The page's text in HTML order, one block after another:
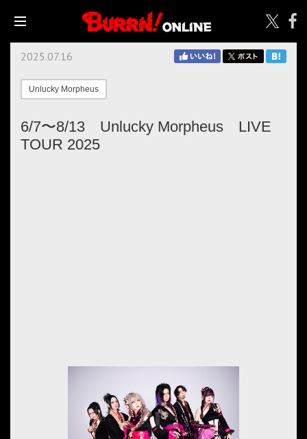
2025.07.16
Unlucky Morpheus
6/7〜8/13 Unlucky Morpheus LIVE
TOUR 2025